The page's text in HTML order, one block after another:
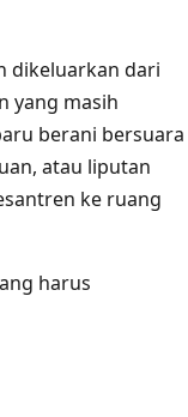
dikeluarkan dari
yang masih
berani bersuara
atau liputan
ke ruang
harus